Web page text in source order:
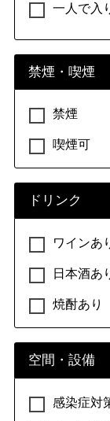
一人で入
禁煙・喫煙
禁煙
喫煙可
ドリンク
ワインあ
日本酒あ
焼酎あり
空間・設備
感染症対